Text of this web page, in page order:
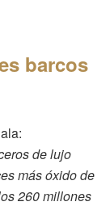
barcos
de lujo
más óxido de
260 millones